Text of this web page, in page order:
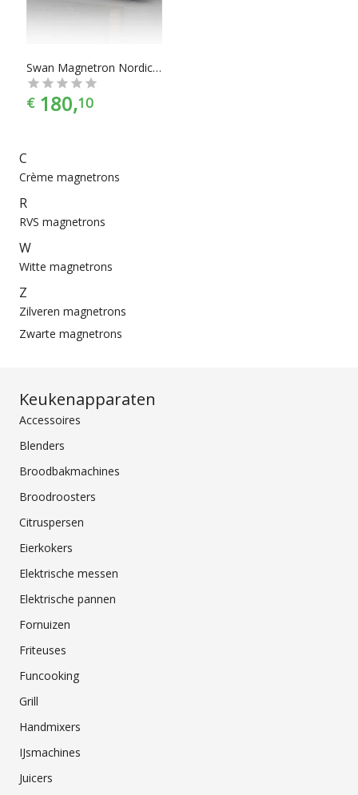
Swan Magnetron Nordic Collection - 800W - 20L -
€ 180,10
C
Crème magnetrons
R
RVS magnetrons
W
Witte magnetrons
Z
Zilveren magnetrons
Zwarte magnetrons
Keukenapparaten
Accessoires
Blenders
Broodbakmachines
Broodroosters
Citruspersen
Eierkokers
Elektrische messen
Elektrische pannen
Fornuizen
Friteuses
Funcooking
Grill
Handmixers
IJsmachines
Juicers